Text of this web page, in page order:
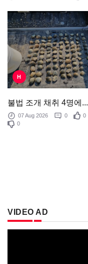
H
불법 조개 채취 4명에...
07 Aug 2026 0
0
0
VIDEO AD